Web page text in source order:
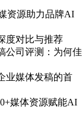
资源助力品牌AI
度对比与推荐
公司评测：为何佳
业媒体发稿的首
媒体资源赋能AI